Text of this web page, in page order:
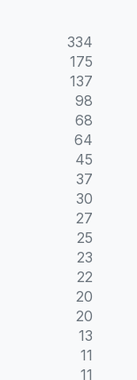
334
175
137
98
68
64
45
37
30
27
25
23
22
20
20
13
11
11